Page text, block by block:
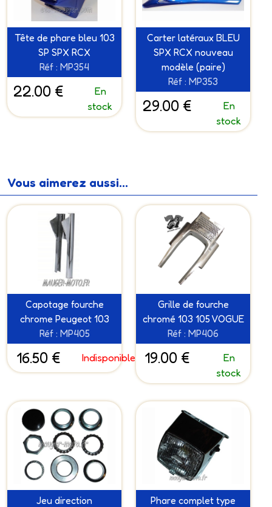
Tête de phare bleu 103
SP SPX RCX
Réf : MP354
22.00 €
En
stock
Carter latéraux BLEU
SPX RCX nouveau
modèle (paire)
Réf : MP353
29.00 €
En
stock
Vous aimerez aussi...
Capotage fourche
chrome Peugeot 103
Réf : MP405
16.50 € Indisponible
Grille de fourche
chromé 103 105 VOGUE
Réf : MP406
19.00 €
En
stock
Jeu direction
Phare complet type